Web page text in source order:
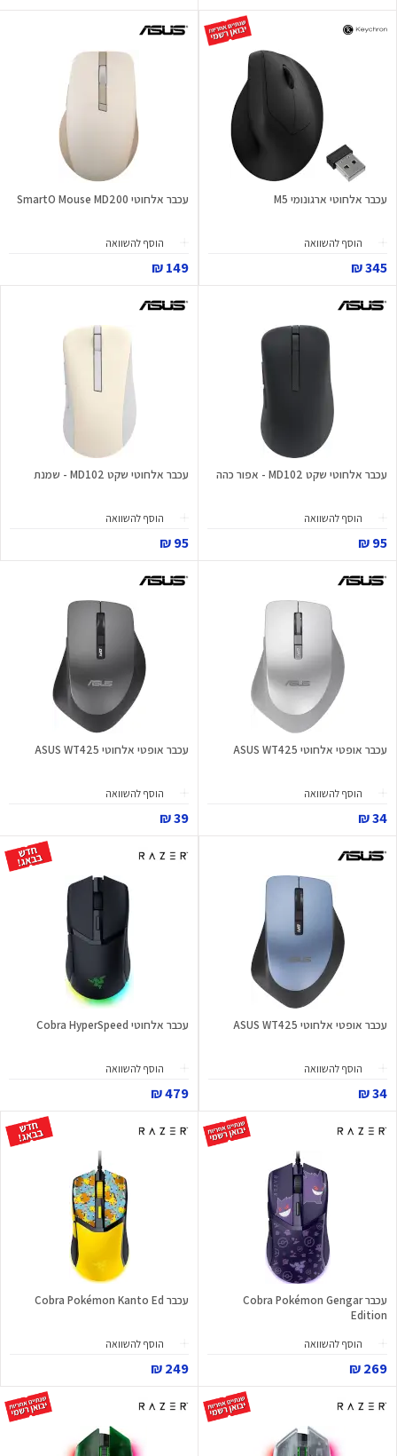
עכבר אלחוטי ארגונומי M5
הוסף להשוואה
345 ₪
עכבר אלחוטי SmartO Mouse MD200
הוסף להשוואה
149 ₪
עכבר אלחוטי שקט MD102 - אפור כהה
הוסף להשוואה
95 ₪
עכבר אלחוטי שקט MD102 - שמנת
הוסף להשוואה
95 ₪
עכבר אופטי אלחוטי ASUS WT425
הוסף להשוואה
34 ₪
עכבר אופטי אלחוטי ASUS WT425
הוסף להשוואה
39 ₪
עכבר אופטי אלחוטי ASUS WT425
הוסף להשוואה
34 ₪
עכבר אלחוטי Cobra HyperSpeed
הוסף להשוואה
479 ₪
עכבר Cobra Pokémon Gengar
Edition
הוסף להשוואה
269 ₪
עכבר Cobra Pokémon Kanto Ed
הוסף להשוואה
249 ₪